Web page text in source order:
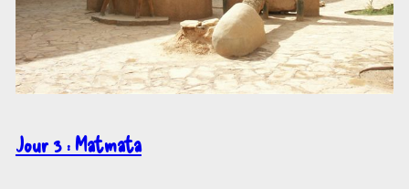
Jour 3 : Matmata